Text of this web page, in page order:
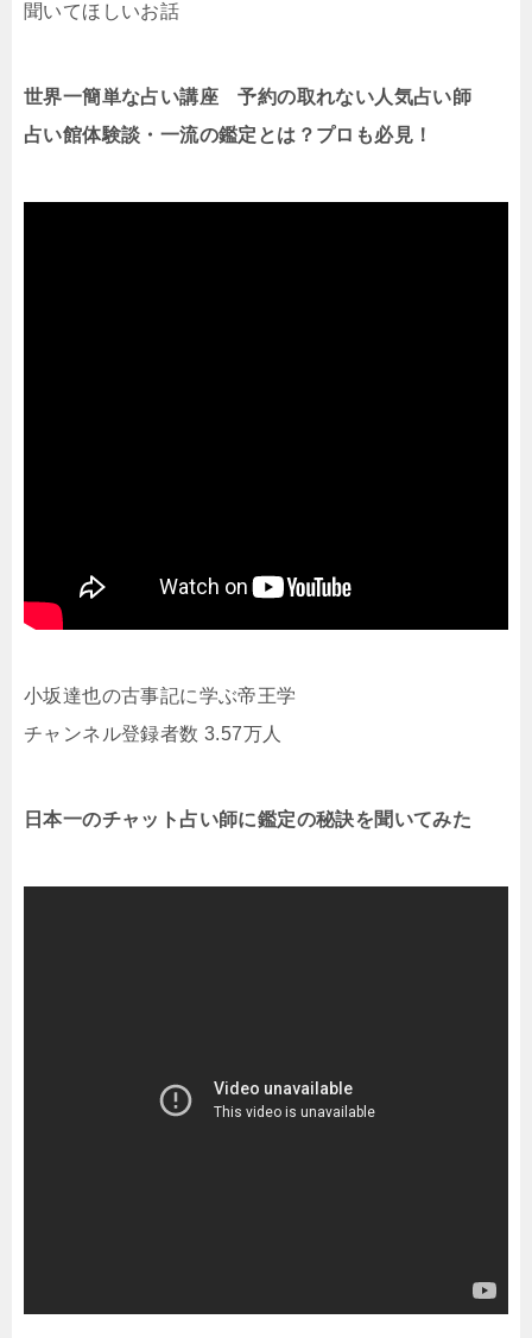
聞いてほしいお話
世界一簡単な占い講座 予約の取れない人気占い師
占い館体験談・一流の鑑定とは？プロも必見！
小坂達也の古事記に学ぶ帝王学
チャンネル登録者数 3.57万人
日本一のチャット占い師に鑑定の秘訣を聞いてみた